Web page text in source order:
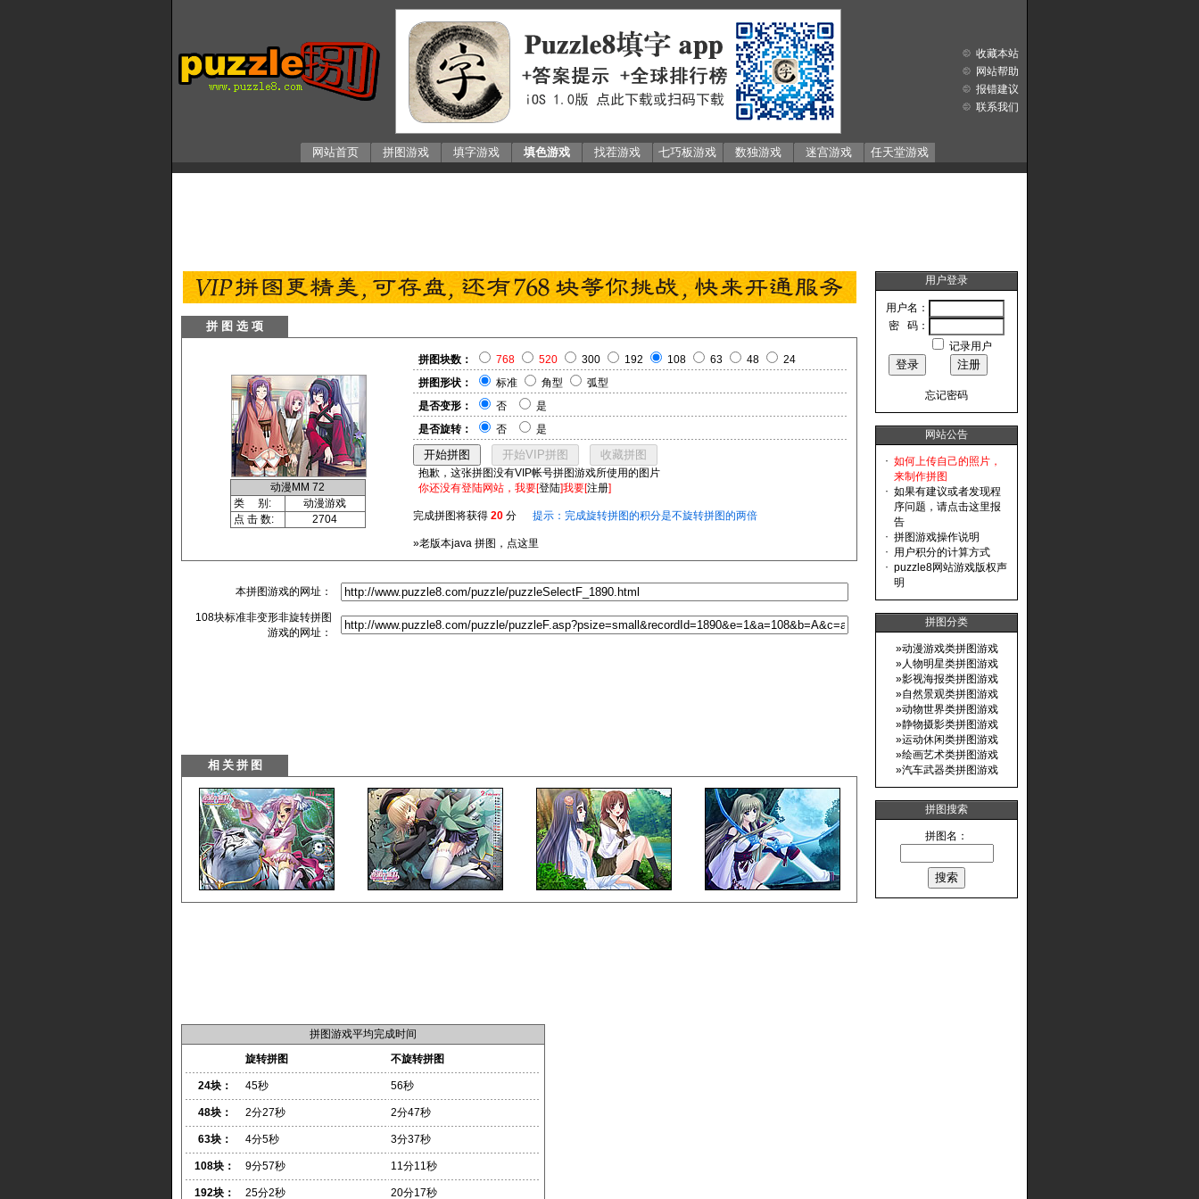
网站首页 拼图游戏 填字游戏 填色游戏 找茬游戏 七巧板游戏 数独游戏 迷宫游戏 任天堂游戏
收藏本站
网站帮助
报错建议
联系我们
拼 图 选 项
动漫MM 72
类 别:
动漫游戏
点 击 数:
2704
拼图块数： 768 520 300 192 108 63 48
24
拼图形状：
标准 角型
弧型
是否变形：
否
是
是否旋转：
否 是
抱歉，这张拼图没有VIP帐号拼图游戏所使用的图片
你还没有登陆网站，我要[登陆]我要[注册]
完成拼图将获得 20 分 提示：完成旋转拼图的积分是不旋转拼图的两倍
»老版本java 拼图，点这里
本拼图游戏的网址：
108块标准非变形非旋转拼图
游戏的网址：
拼图游戏平均完成时间
旋转拼图
不旋转拼图
24块： 45秒 56秒
48块： 2分27秒 2分47秒
63块： 4分5秒 3分37秒
108块： 9分57秒 11分11秒
192块： 25分2秒 20分17秒
用户登录
用户名：
密 码：
记录用户
忘记密码
网站公告
· 如何上传自己的照片，
来制作拼图
· 如果有建议或者发现程
序问题，请点击这里报
告
· 拼图游戏操作说明
· 用户积分的计算方式
· puzzle8网站游戏版权声
明
拼图分类
»动漫游戏类拼图游戏
»人物明星类拼图游戏
»影视海报类拼图游戏
»自然景观类拼图游戏
»动物世界类拼图游戏
»静物摄影类拼图游戏
»运动休闲类拼图游戏
»绘画艺术类拼图游戏
»汽车武器类拼图游戏
拼图搜索
拼图名：